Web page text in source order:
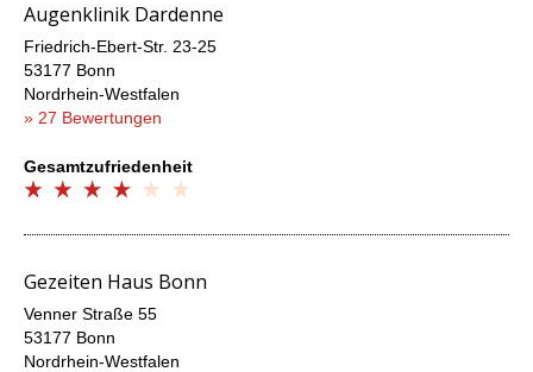
Augenklinik Dardenne
Friedrich-Ebert-Str. 23-25
53177 Bonn
Nordrhein-Westfalen
» 27 Bewertungen
Gesamtzufriedenheit
Gezeiten Haus Bonn
Venner Straße 55
53177 Bonn
Nordrhein-Westfalen